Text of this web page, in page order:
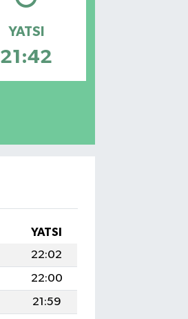
YATSI
21:42
YATSI
22:02
22:00
21:59